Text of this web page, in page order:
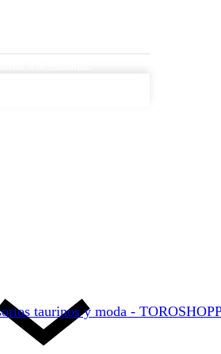
taurinos y moda -